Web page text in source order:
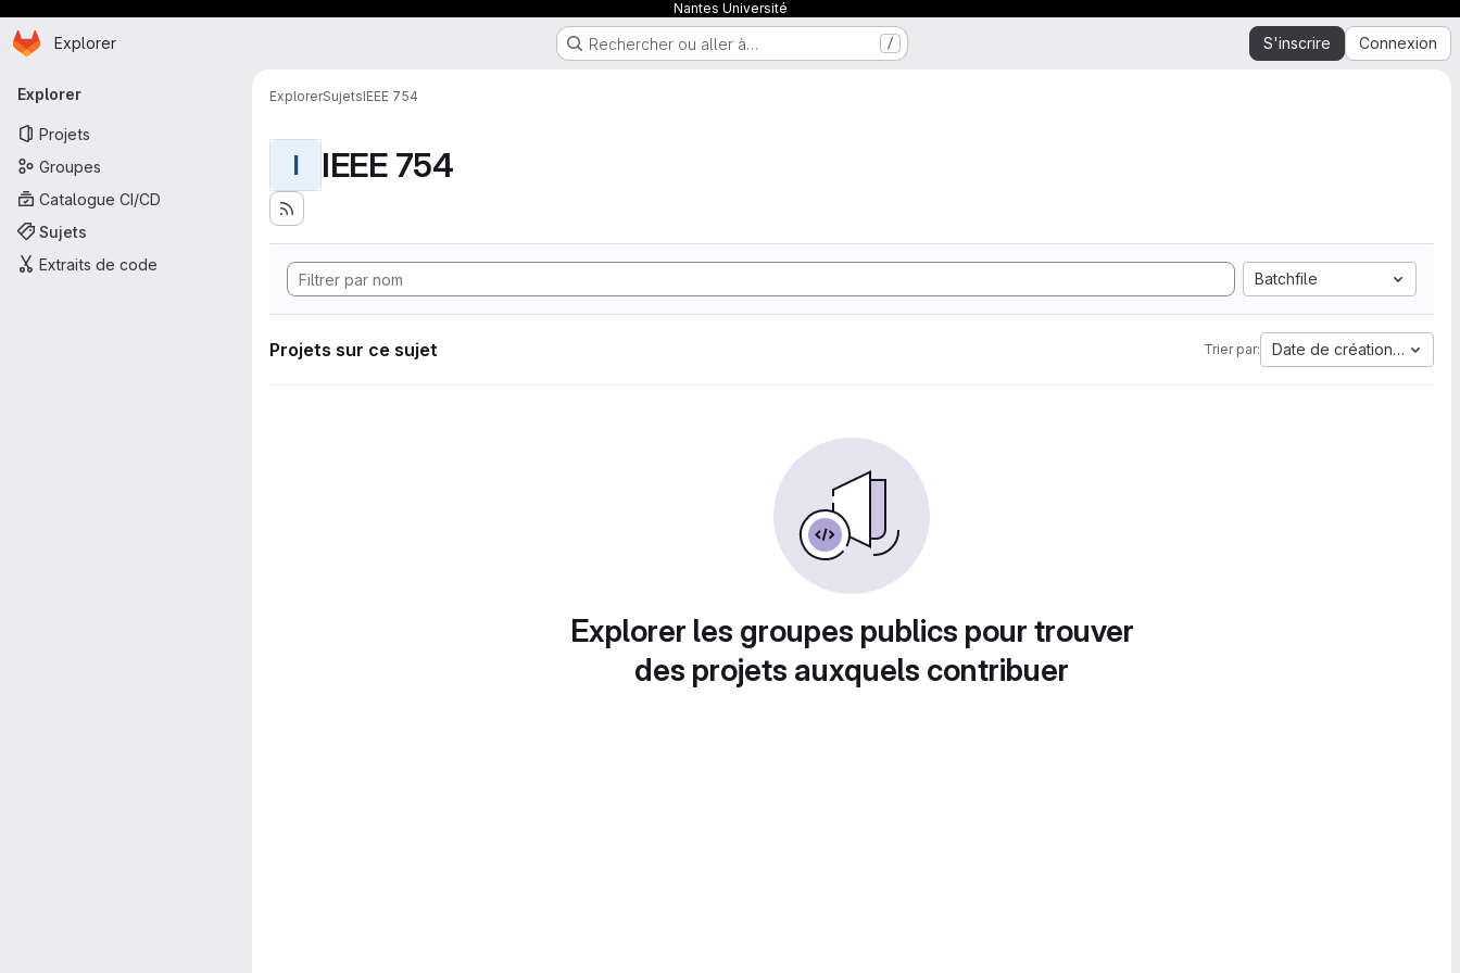
Nantes Université
Passer au contenu principal
Page d'accueil
Explorer Rechercher ou aller à… / S'inscrire Connexion
Navigation principale
Explorer
Projets
Groupes
Catalogue CI/CD
Sujets
Extraits de code
ExplorerSujetsIEEE 754
I IEEE 754
Batchfile
Projets sur ce sujet Trier par: Date de création la plus
Explorer les groupes publics pour trouver
des projets auxquels contribuer